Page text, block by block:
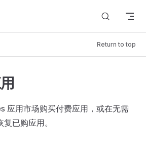
Return to top
应用市场购买付费应用，或在无需
已购应用。